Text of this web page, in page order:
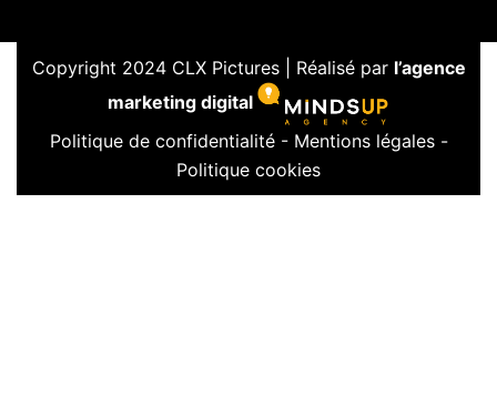
Copyright 2024 CLX Pictures | Réalisé par l’agence
marketing digital
Politique de confidentialité - Mentions légales -
Politique cookies